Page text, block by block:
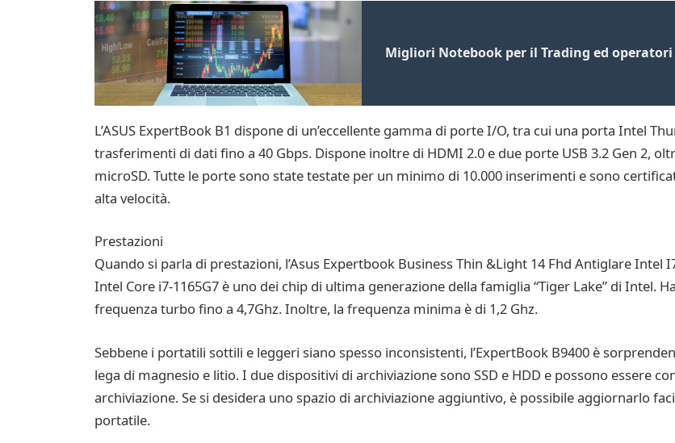
Migliori Notebook per il Trading ed operatori
L’ASUS ExpertBook B1 dispone di un’eccellente gamma di porte I/O, tra cui una porta Intel
trasferimenti di dati fino a 40 Gbps. Dispone inoltre di HDMI 2.0 e due porte USB 3.2 Gen 2,
microSD. Tutte le porte sono state testate per un minimo di 10.000 inserimenti e sono
alta velocità.
Prestazioni
Quando si parla di prestazioni, l’Asus Expertbook Business Thin &Light 14 Fhd Antiglare Intel
Intel Core i7-1165G7 è uno dei chip di ultima generazione della famiglia “Tiger Lake” di Intel.
frequenza turbo fino a 4,7Ghz. Inoltre, la frequenza minima è di 1,2 Ghz.
Sebbene i portatili sottili e leggeri siano spesso inconsistenti, l’ExpertBook B9400 è
lega di magnesio e litio. I due dispositivi di archiviazione sono SSD e HDD e possono essere
archiviazione. Se si desidera uno spazio di archiviazione aggiuntivo, è possibile aggiornarlo
portatile.